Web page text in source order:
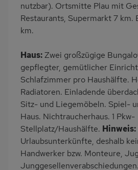
Haustiere/Hund
verboten
am Waldrand
nutzbar). Ortsmitte Plau mit
Restaurants, Supermarkt 7 km.
km.
Haus:Zwei großzügige
gepflegter, gemütlicher
Schlafzimmer pro Haushälfte.
Radiatoren. Einladende
Sitz- und Liegemöbeln. Spiel-
Haus. Nichtraucherhaus. 1 Pkw-
Stellplatz/Haushälfte. Hinweis:
Urlaubsunterkünfte, deshalb
Handwerker bzw. Monteure,
Junggesellenverabschiedungen.